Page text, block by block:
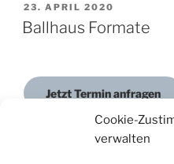
Cookie-
verwalten
VERÖFFENTLICHT
AM
23. APRIL 2020
Ballhaus Formate
Jetzt Termin anfragen